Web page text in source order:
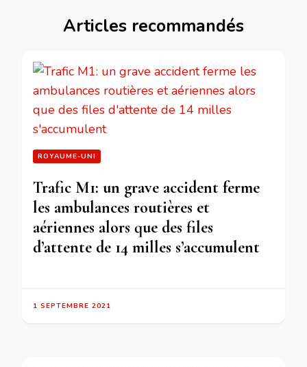
Articles recommandés
ROYAUME-UNI
Trafic M1: un grave accident ferme
les ambulances routières et
aériennes alors que des files
d’attente de 14 milles s’accumulent
1 SEPTEMBRE 2021